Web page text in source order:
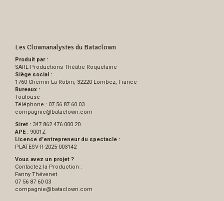
Les Clownanalystes du Bataclown
Produit par :
SARL Productions Théâtre Roquelaine
Siège social :
1760 Chemin La Robin, 32220 Lombez, France
Bureaux :
Toulouse
Téléphone : 07 56 87 60 03
compagnie@bataclown.com
Siret : 347 862 476 000 20
APE : 9001Z
Licence d’entrepreneur du spectacle :
PLATESV-R-2025-003142
Vous avez un projet ?
Contactez la Production :
Fanny Thévenet
07 56 87 60 03
compagnie@bataclown.com